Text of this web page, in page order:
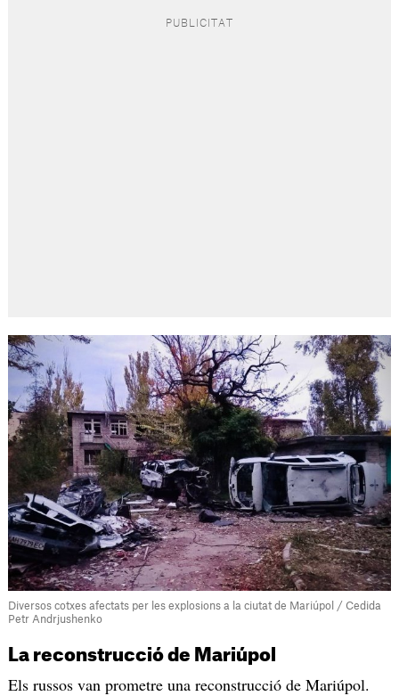
Diversos cotxes afectats per les explosions a la ciutat de Mariúpol / Cedida
Petr Andrjushenko
La reconstrucció de Mariúpol
Els russos van prometre una reconstrucció de Mariúpol.